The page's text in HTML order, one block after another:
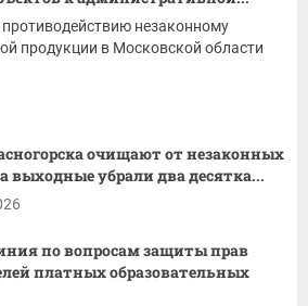
незаконному
продукции в Московской области
очищают от незаконных
выходные убрали два десятка...
по вопросам защиты прав
платных образовательных